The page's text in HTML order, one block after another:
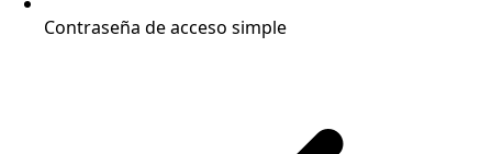
Contraseña de acceso simple